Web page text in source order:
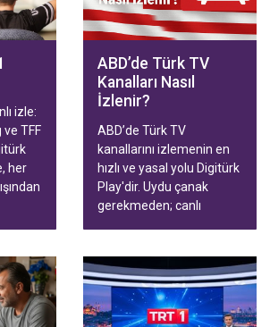
izle:
TFF
her
ABD’de Türk TV
Kanalları Nasıl
İzlenir?
ABD’de Türk TV
kanallarını izlemenin en
hızlı ve yasal yolu Digitürk
Play'dir. Uydu çanak
gerekmeden; canlı
maçları Smart TV,
telefon, tablet ve
bilgisayardan HD kalitede
izlenir. Aile ve Spor